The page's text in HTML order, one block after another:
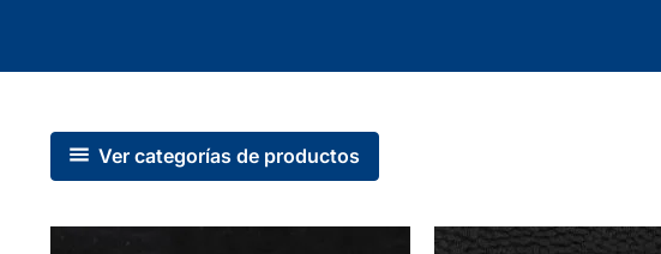
Ver categorías de productos